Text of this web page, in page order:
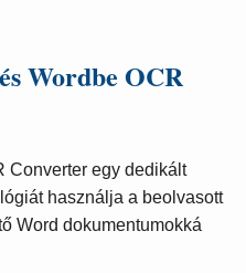
Wordbe OCR
Converter egy dedikált
használja a beolvasott
Word dokumentumokká